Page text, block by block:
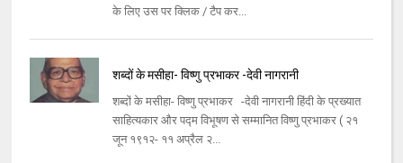
के लिए उस पर क्लिक / टैप कर...
शब्दों के मसीहा- विष्णु प्रभाकर -देवी नागरानी
शब्दों के मसीहा- विष्णु प्रभाकर -देवी नागरानी हिंदी के प्रख्यात
साहित्यकार और पद्म विभूषण से सम्मानित विष्णु प्रभाकर ( २१
जून १९१२- ११ अप्रैल २...